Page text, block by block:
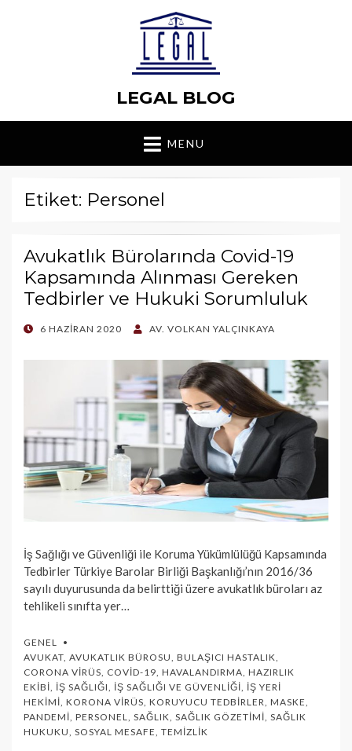
LEGAL BLOG
MENU
Etiket: Personel
Avukatlık Bürolarında Covid-19
Kapsamında Alınması Gereken
Tedbirler ve Hukuki Sorumluluk
POSTED
6 HAZIRAN 2020 AV. VOLKAN YALÇINKAYA
İş Sağlığı ve Güvenliği ile Koruma Yükümlülüğü Kapsamında
Tedbirler Türkiye Barolar Birliği Başkanlığı’nın 2016/36
sayılı duyurusunda da belirttiği üzere avukatlık büroları az
tehlikeli sınıfta yer…
GENEL
AVUKAT, AVUKATLIK BÜROSU, BULAŞICI HASTALIK,
CORONA VIRÜS, COVID-19, HAVALANDIRMA, HAZIRLIK
EKIBI, İŞ SAĞLIĞI, İŞ SAĞLIĞI VE GÜVENLIĞI, İŞ YERI
HEKIMI, KORONA VIRÜS, KORUYUCU TEDBIRLER, MASKE,
PANDEMI, PERSONEL, SAĞLIK, SAĞLIK GÖZETIMI, SAĞLIK
HUKUKU, SOSYAL MESAFE, TEMIZLIK